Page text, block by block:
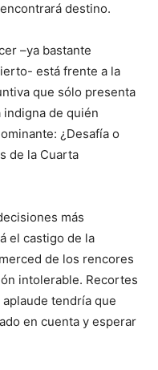
destino.
–ya bastante
está frente a la
que sólo presenta
indigna de quién
¿Desafía o
de la Cuarta
más
el castigo de la
de los rencores
intolerable. Recortes
tendría que
en cuenta y esperar